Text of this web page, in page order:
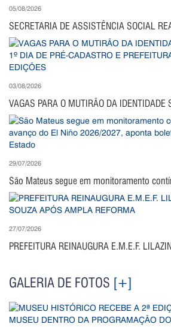
05/08/2026
SECRETARIA DE ASSISTÊNCIA SOCIAL
03/08/2026
VAGAS PARA O MUTIRÃO DA IDENTIDADE
29/07/2026
São Mateus segue em monitoramento
27/07/2026
PREFEITURA REINAUGURA E.M.E.F.
GALERIA DE FOTOS [+]